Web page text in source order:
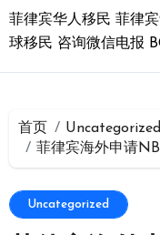
菲律宾华人移民 菲律
球移民 咨询微信电报
首页
Uncategorized
菲律宾海外申请
Uncategorized